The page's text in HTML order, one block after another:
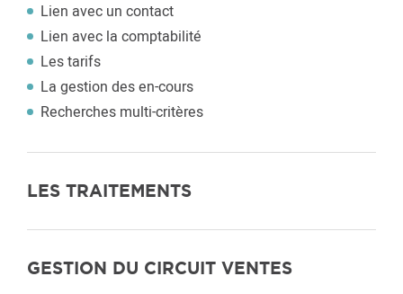
Lien avec un contact
Lien avec la comptabilité
Les tarifs
La gestion des en-cours
Recherches multi-critères
LES TRAITEMENTS
GESTION DU CIRCUIT VENTES